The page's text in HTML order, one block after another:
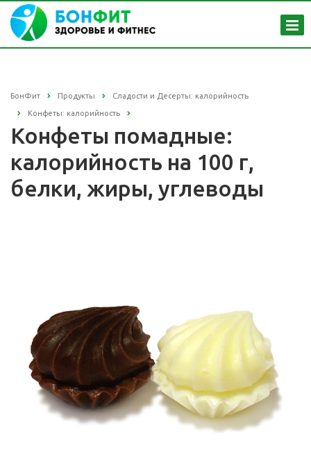
БонФит Продукты Сладости и Десерты: калорийность
Конфеты: калорийность
Конфеты помадные:
калорийность на 100 г,
белки, жиры, углеводы